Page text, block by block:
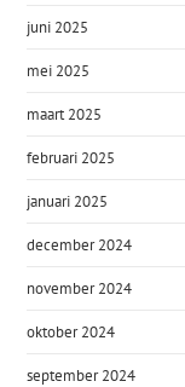
juni 2025
mei 2025
maart 2025
februari 2025
januari 2025
december 2024
november 2024
oktober 2024
september 2024